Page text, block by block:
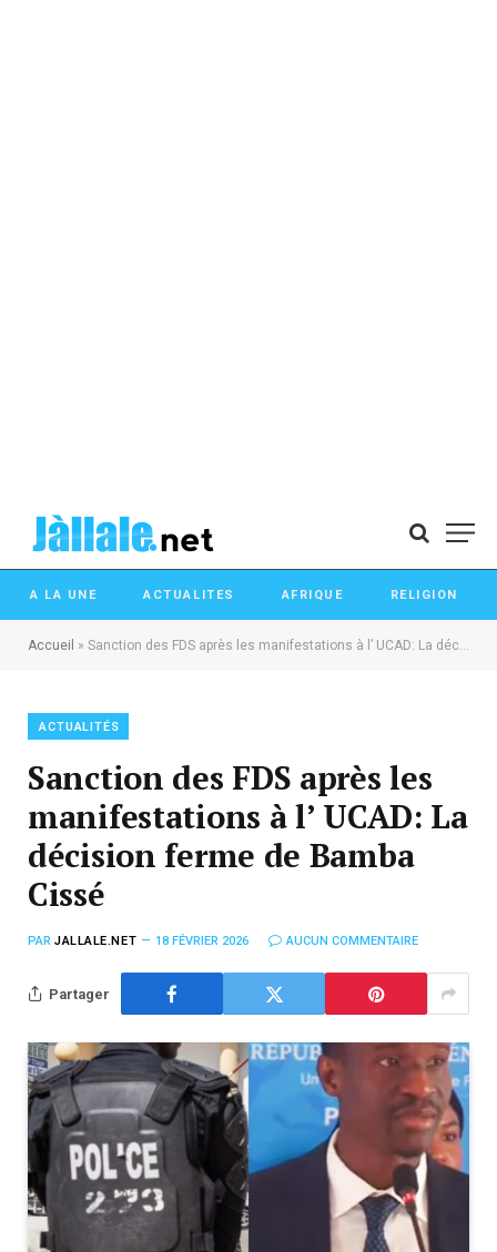
A LA UNE ACTUALITES AFRIQUE RELIGION
Accueil » Sanction des FDS après les manifestations à l’ UCAD: La décision ferme de Bamba Cissé
ACTUALITÉS
Sanction des FDS après les
manifestations à l’ UCAD: La
décision ferme de Bamba
Cissé
PAR JALLALE.NET 18 FÉVRIER 2026 AUCUN COMMENTAIRE
Partager